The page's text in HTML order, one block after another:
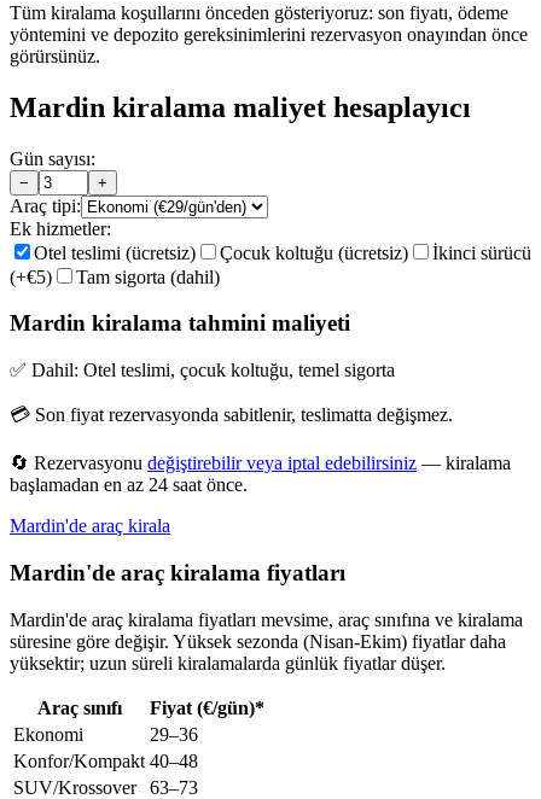
Tüm kiralama koşullarını önceden gösteriyoruz: son fiyatı, ödeme
yöntemini ve depozito gereksinimlerini rezervasyon onayından önce
görürsünüz.
Mardin kiralama maliyet hesaplayıcı
Gün sayısı:
− +
Araç tipi:
Ek hizmetler:
Otel teslimi (ücretsiz)
Çocuk koltuğu (ücretsiz)
İkinci sürücü
(+€5)
Tam sigorta (dahil)
Mardin kiralama tahmini maliyeti
✅ Dahil: Otel teslimi, çocuk koltuğu, temel sigorta
💳 Son fiyat rezervasyonda sabitlenir, teslimatta değişmez.
🔄 Rezervasyonu değiştirebilir veya iptal edebilirsiniz — kiralama
başlamadan en az 24 saat önce.
Mardin'de araç kirala
Mardin'de araç kiralama fiyatları
Mardin'de araç kiralama fiyatları mevsime, araç sınıfına ve kiralama
süresine göre değişir. Yüksek sezonda (Nisan-Ekim) fiyatlar daha
yüksektir; uzun süreli kiralamalarda günlük fiyatlar düşer.
Araç sınıfı
Fiyat (€/gün)*
Ekonomi
29–36
Konfor/Kompakt 40–48
SUV/Krossover
63–73